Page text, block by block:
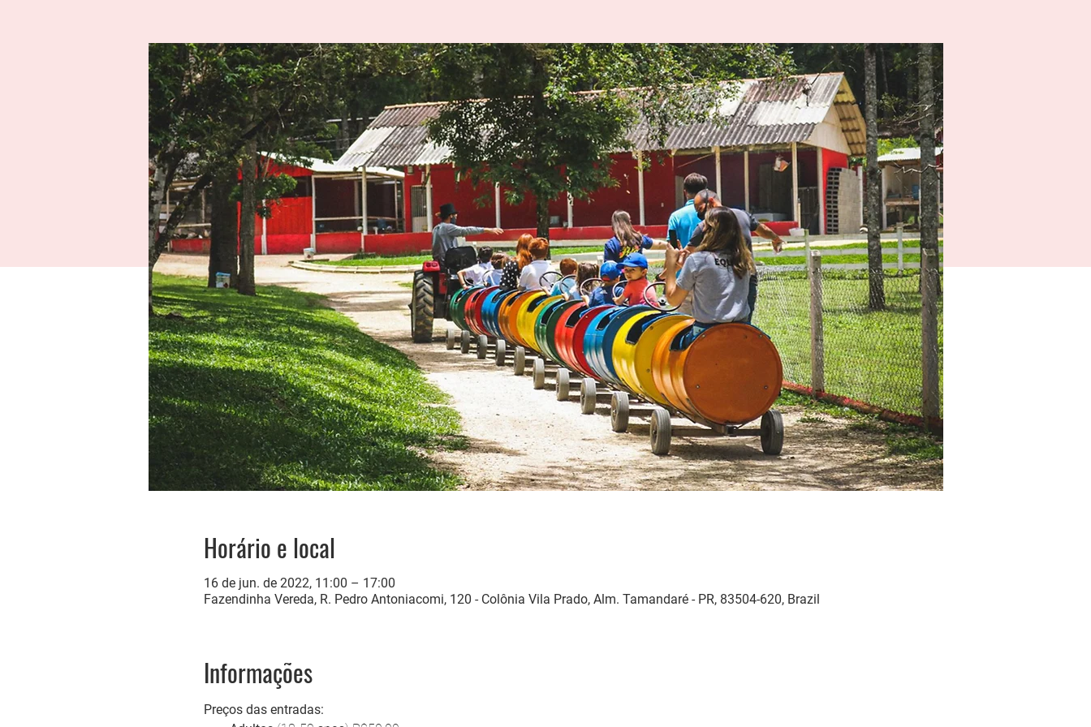
Horário e local
16 de jun. de 2022, 11:00 – 17:00
Fazendinha Vereda, R. Pedro Antoniacomi, 120 - Colônia Vila Prado, Alm. Tamandaré - PR, 83504-620, Brazil
Informações
Preços das entradas: